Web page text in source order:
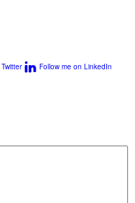
Follow me on LinkedIn